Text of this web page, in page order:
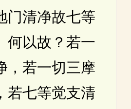
门清净故七等
何以故？若一
，若一切三摩
若七等觉支清